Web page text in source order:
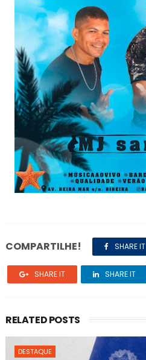
COMPARTILHE! SHARE IT
SHARE IT SHARE IT
RELATED POSTS
DESTAQUE